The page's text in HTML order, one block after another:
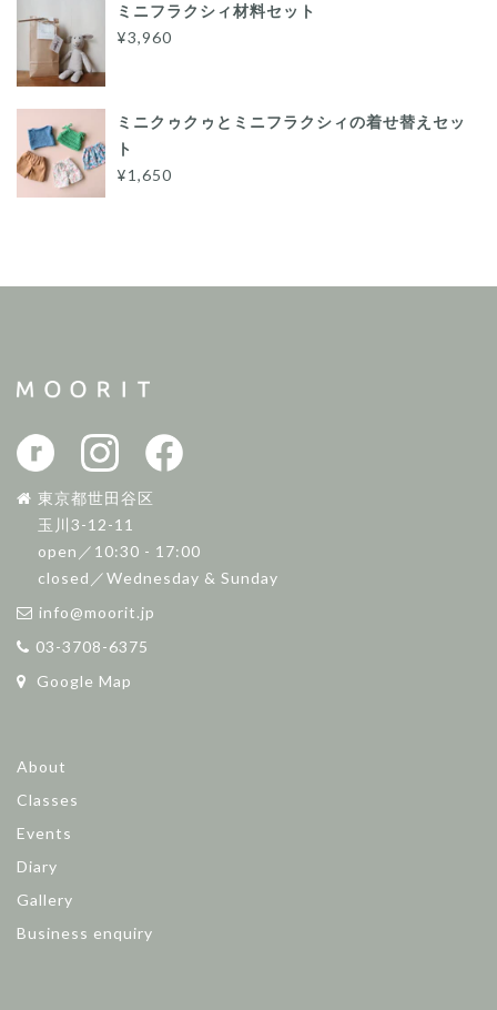
ミニフラクシィ材料セット
¥3,960
ミニクゥクゥとミニフラクシィの着せ替えセッ
ト
¥1,650
東京都世田谷区
玉川3-12-11
open／10:30 - 17:00
closed／Wednesday & Sunday
info@moorit.jp
03-3708-6375
Google Map
About
Classes
Events
Diary
Gallery
Business enquiry